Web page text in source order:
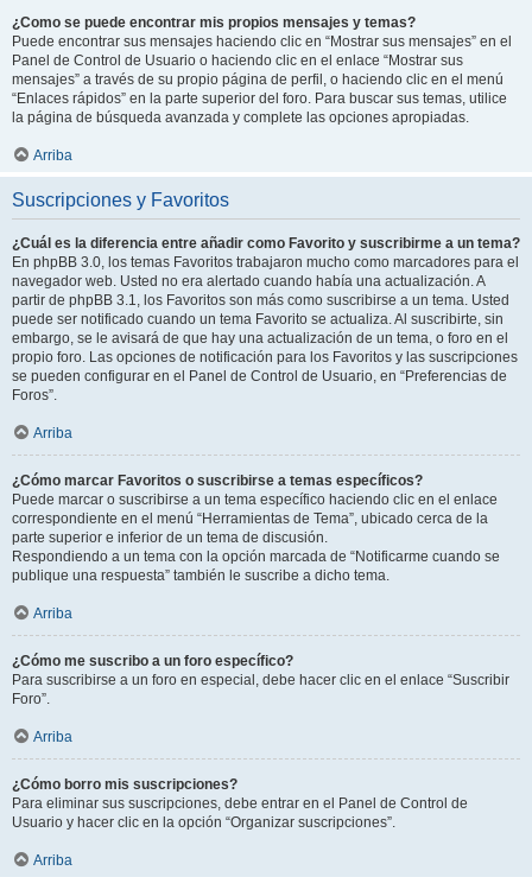
¿Como se puede encontrar mis propios mensajes y temas?
Puede encontrar sus mensajes haciendo clic en “Mostrar sus mensajes” en el
Panel de Control de Usuario o haciendo clic en el enlace “Mostrar sus
mensajes” a través de su propio página de perfil, o haciendo clic en el menú
“Enlaces rápidos” en la parte superior del foro. Para buscar sus temas, utilice
la página de búsqueda avanzada y complete las opciones apropiadas.
Arriba
Suscripciones y Favoritos
¿Cuál es la diferencia entre añadir como Favorito y suscribirme a un tema?
En phpBB 3.0, los temas Favoritos trabajaron mucho como marcadores para el
navegador web. Usted no era alertado cuando había una actualización. A
partir de phpBB 3.1, los Favoritos son más como suscribirse a un tema. Usted
puede ser notificado cuando un tema Favorito se actualiza. Al suscribirte, sin
embargo, se le avisará de que hay una actualización de un tema, o foro en el
propio foro. Las opciones de notificación para los Favoritos y las suscripciones
se pueden configurar en el Panel de Control de Usuario, en “Preferencias de
Foros”.
Arriba
¿Cómo marcar Favoritos o suscribirse a temas específicos?
Puede marcar o suscribirse a un tema específico haciendo clic en el enlace
correspondiente en el menú “Herramientas de Tema”, ubicado cerca de la
parte superior e inferior de un tema de discusión.
Respondiendo a un tema con la opción marcada de “Notificarme cuando se
publique una respuesta” también le suscribe a dicho tema.
Arriba
¿Cómo me suscribo a un foro específico?
Para suscribirse a un foro en especial, debe hacer clic en el enlace “Suscribir
Foro”.
Arriba
¿Cómo borro mis suscripciones?
Para eliminar sus suscripciones, debe entrar en el Panel de Control de
Usuario y hacer clic en la opción “Organizar suscripciones”.
Arriba